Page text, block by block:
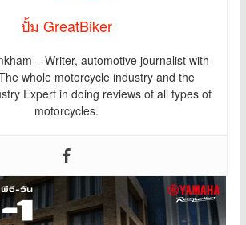
ปั้ม GreatBiker
– Writer, automotive journalist with
whole motorcycle industry and the
Expert in doing reviews of all types of
motorcycles.